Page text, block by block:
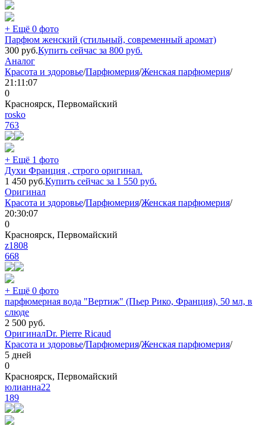
+ Ещё 0 фото
Парфюм женский (стильный, современный аромат)
300 руб.Купить сейчас за 800 руб.
Аналог
Красота и здоровье/Парфюмерия/Женская парфюмерия/
21:11:07
0
Красноярск, Первомайский
rosko
763
+ Ещё 1 фото
Духи Франция , строго оригинал.
1 450 руб.Купить сейчас за 1 550 руб.
Оригинал
Красота и здоровье/Парфюмерия/Женская парфюмерия/
20:30:07
0
Красноярск, Первомайский
z1808
668
+ Ещё 0 фото
парфюмерная вода "Вертиж" (Пьер Рико, Франция), 50 мл, в
слюде
2 500 руб.
ОригиналDr. Pierre Ricaud
Красота и здоровье/Парфюмерия/Женская парфюмерия/
5 дней
0
Красноярск, Первомайский
юлианна22
189